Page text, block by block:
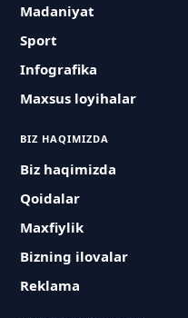
Madaniyat
Sport
Infografika
Maxsus loyihalar
BIZ HAQIMIZDA
Biz haqimizda
Qoidalar
Maxfiylik
Bizning ilovalar
Reklama